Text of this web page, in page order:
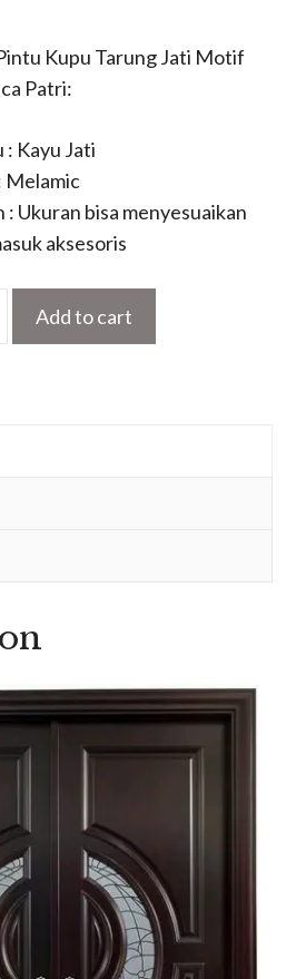
Kupu Tarung Jati Motif
Patri:
: Kayu Jati
: Ukuran bisa menyesuaikan
aksesoris
Kusen
Kaca
quantity
Add to cart